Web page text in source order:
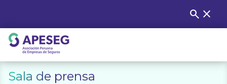
content
Buscar:
search close
APESEG
Sala de prensa